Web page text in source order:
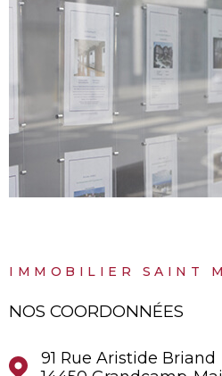
IMMOBILIER SAINT
NOS COORDONNÉES
91 Rue Aristide Briand